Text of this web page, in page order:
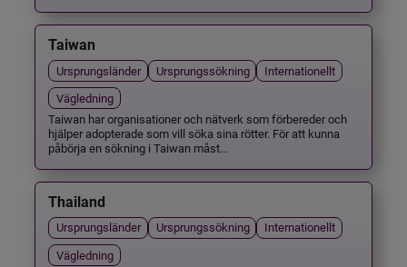
Taiwan
Ursprungsländer Ursprungssökning
Internationellt
Vägledning
Taiwan har organisationer och nätverk som förbereder och
hjälper adopterade som vill söka sina rötter. För att kunna
påbörja en sökning i Taiwan måst...
Thailand
Ursprungsländer Ursprungssökning
Internationellt
Vägledning